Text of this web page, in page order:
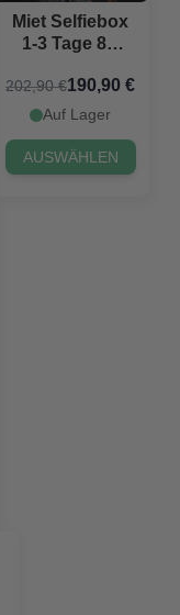
Miet Selfiebox
1-3 Tage 8K
20 Requisiten
202,90 €190,90 €
Auf Lager
AUSWÄHLEN